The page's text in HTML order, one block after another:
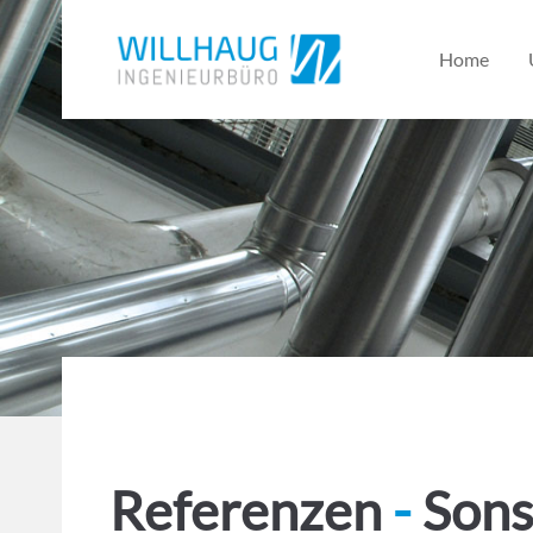
© 2016 Willhaug Gebäudetechnik GmbH
ImpressumKontakt
Register|Lost your password? Lorem
Home
Referenzen -